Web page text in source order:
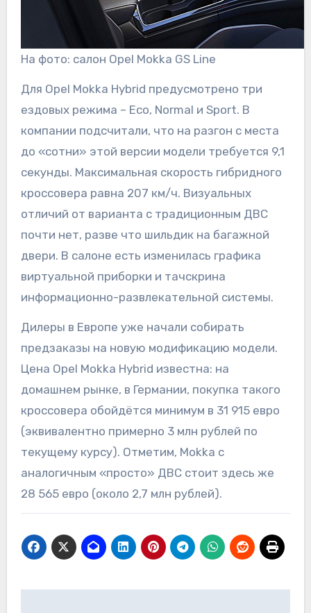
На фото: салон Opel Mokka GS Line
Для Opel Mokka Hybrid предусмотрено три
ездовых режима – Eco, Normal и Sport. В
компании подсчитали, что на разгон с места
до «сотни» этой версии модели требуется 9,1
секунды. Максимальная скорость гибридного
кроссовера равна 207 км/ч. Визуальных
отличий от варианта с традиционным ДВС
почти нет, разве что шильдик на багажной
двери. В салоне есть изменилась графика
виртуальной приборки и тачскрина
информационно-развлекательной системы.
Дилеры в Европе уже начали собирать
предзаказы на новую модификацию модели.
Цена Opel Mokka Hybrid известна: на
домашнем рынке, в Германии, покупка такого
кроссовера обойдётся минимум в 31 915 евро
(эквивалентно примерно 3 млн рублей по
текущему курсу). Отметим, Mokka с
аналогичным «просто» ДВС стоит здесь же
28 565 евро (около 2,7 млн рублей).